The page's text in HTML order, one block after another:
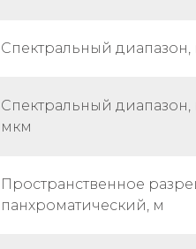
Спектральный
Спектральный диапазон,
мкм
Пространственное
панхроматический, м